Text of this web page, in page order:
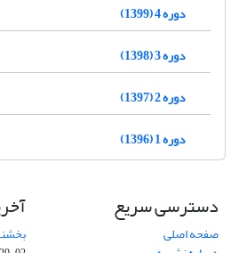
دوره 4 (1399)
دوره 3 (1398)
دوره 2 (1397)
دوره 1 (1396)
دسترسی سریع
صفحه اصلی